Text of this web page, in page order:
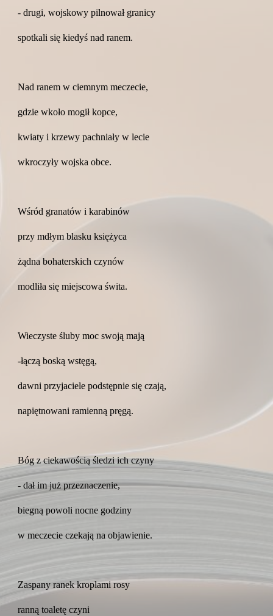
- drugi, wojskowy pilnował granicy
spotkali się kiedyś nad ranem.
Nad ranem w ciemnym meczecie,
gdzie wkoło mogił kopce,
kwiaty i krzewy pachniały w lecie
wkroczyły wojska obce.
Wśród granatów i karabinów
przy mdłym blasku księżyca
żądna bohaterskich czynów
modliła się miejscowa świta.
Wieczyste śluby moc swoją mają
-łączą boską wstęgą,
dawni przyjaciele podstępnie się czają,
napiętnowani ramienną pręgą.
Bóg z ciekawością śledzi ich czyny
- dał im już przeznaczenie,
biegną powoli nocne godziny
w meczecie czekają na objawienie.
Zaspany ranek kroplami rosy
ranną toaletę czyni